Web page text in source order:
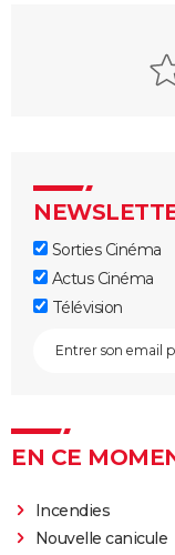
"Sexy",
par Nicole
The Brutalist :
il faut
La Haine
The Father :
Les Passagers
Rocky
Almodóvar ? Ce
The Whale
Sorties Cinéma
Actus Cinéma
Télévision
EN CE
Incendies
Nouvelle canicule